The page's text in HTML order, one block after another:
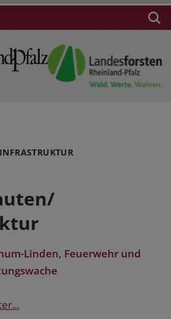
Linden, Feuerwehr und